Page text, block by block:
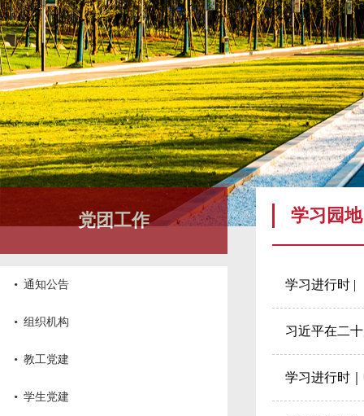
党团工作
· 通知公告
· 组织机构
· 教工党建
· 学生党建
学习园地
学习进行时 |
习近平在二
学习进行时